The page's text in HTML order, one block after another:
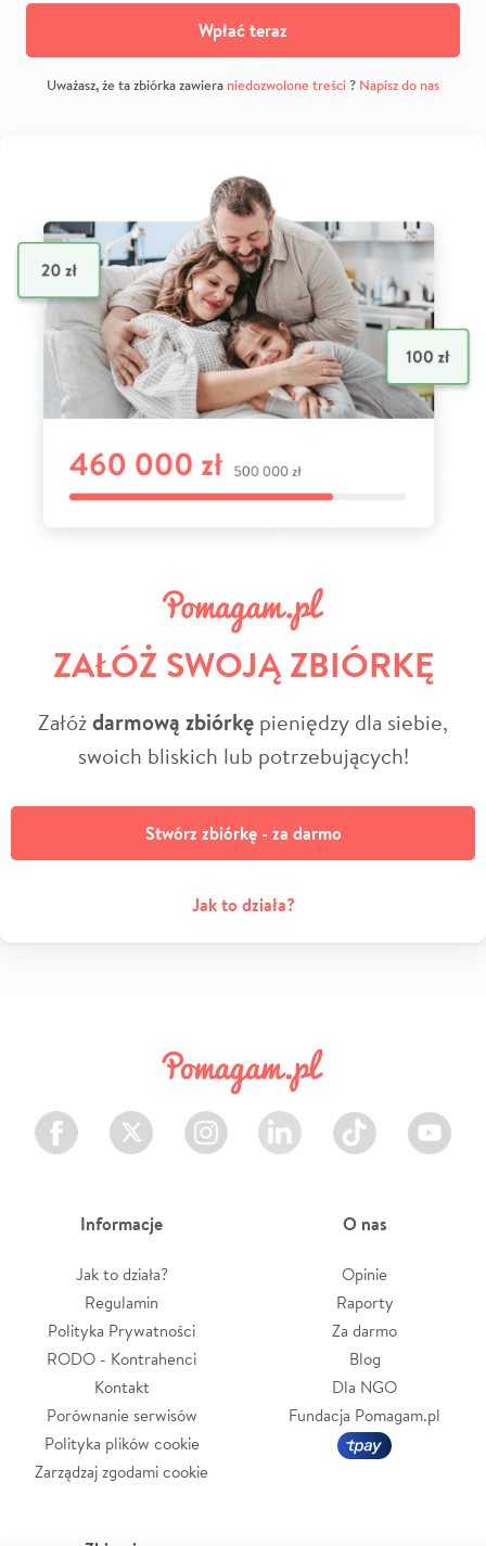
Wpłać teraz
Uważasz, że ta zbiórka zawiera niedozwolone treści? Napisz do nas
ZAŁÓŻ SWOJĄ ZBIÓRKĘ
Załóżdarmową zbiórkę pieniędzy dla siebie,
swoich bliskich lub potrzebujących!
Stwórz zbiórkę - za darmo
Jak to działa?
Facebook Twitter Instagram LinkedIn TikTok Youtube
Informacje
Jak to działa?
Regulamin
Polityka Prywatności
RODO - Kontrahenci
Kontakt
Porównanie serwisów
Polityka plików cookie
Zarządzaj zgodami cookie
O nas
Opinie
Raporty
Za darmo
Blog
Dla NGO
Fundacja Pomagam.pl